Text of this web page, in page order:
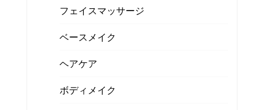
フェイスマッサージ
ベースメイク
ヘアケア
ボディメイク